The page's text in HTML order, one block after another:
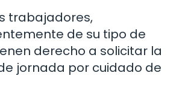
trabajadores,
de su tipo de
derecho a solicitar la
jornada por cuidado de